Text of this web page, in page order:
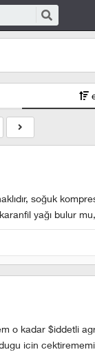
soğuk
yağı bulur mu,
o kadar $iddetli
icin